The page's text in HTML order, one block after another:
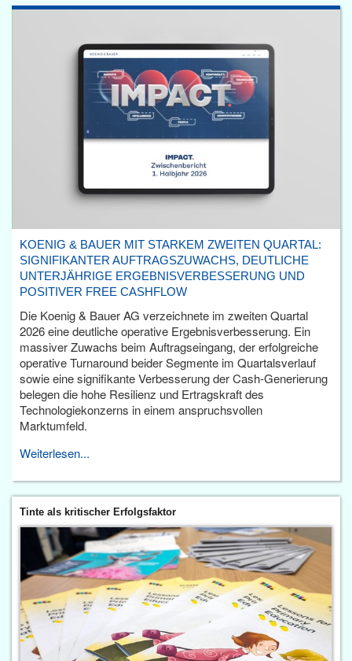
KOENIG & BAUER MIT STARKEM ZWEITEN QUARTAL:
SIGNIFIKANTER AUFTRAGSZUWACHS, DEUTLICHE
UNTERJÄHRIGE ERGEBNISVERBESSERUNG UND
POSITIVER FREE CASHFLOW
Die Koenig & Bauer AG verzeichnete im zweiten Quartal
2026 eine deutliche operative Ergebnisverbesserung. Ein
massiver Zuwachs beim Auftragseingang, der erfolgreiche
operative Turnaround beider Segmente im Quartalsverlauf
sowie eine signifikante Verbesserung der Cash-Generierung
belegen die hohe Resilienz und Ertragskraft des
Technologiekonzerns in einem anspruchsvollen
Marktumfeld.
Weiterlesen...
Tinte als kritischer Erfolgsfaktor